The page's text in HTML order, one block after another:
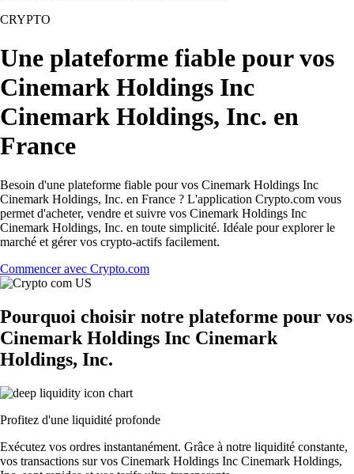
CRYPTO
Une plateforme fiable pour vos
Cinemark Holdings Inc
Cinemark Holdings, Inc. en
France
Besoin d'une plateforme fiable pour vos Cinemark Holdings Inc
Cinemark Holdings, Inc. en France ? L'application Crypto.com vous
permet d'acheter, vendre et suivre vos Cinemark Holdings Inc
Cinemark Holdings, Inc. en toute simplicité. Idéale pour explorer le
marché et gérer vos crypto-actifs facilement.
Commencer avec Crypto.com
Pourquoi choisir notre plateforme pour vos
Cinemark Holdings Inc Cinemark
Holdings, Inc.
Profitez d'une liquidité profonde
Exécutez vos ordres instantanément. Grâce à notre liquidité constante,
vos transactions sur vos Cinemark Holdings Inc Cinemark Holdings,